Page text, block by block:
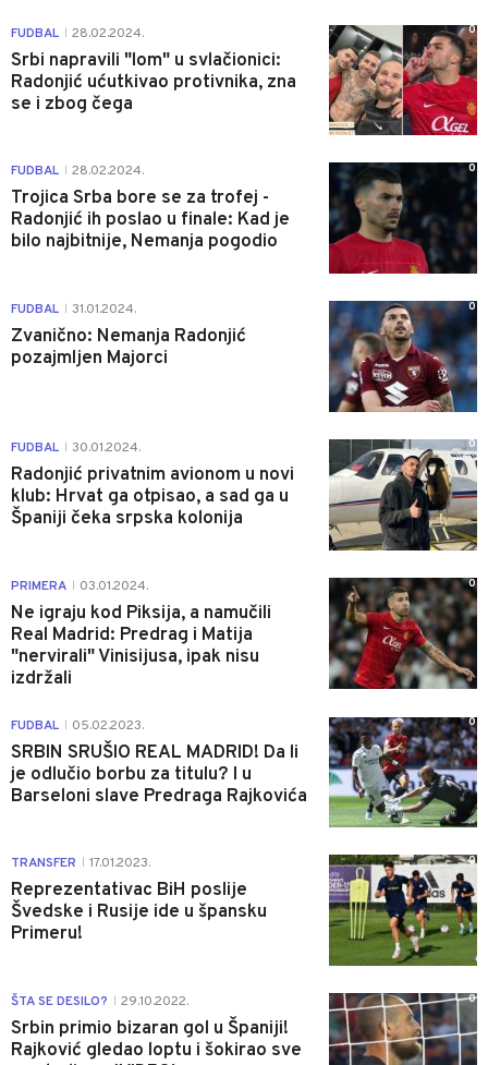
FUDBAL 28.02.2024.
Srbi napravili "lom" u svlačionici:
Radonjić ućutkivao protivnika, zna
se i zbog čega
0
FUDBAL 28.02.2024.
Trojica Srba bore se za trofej -
Radonjić ih poslao u finale: Kad je
bilo najbitnije, Nemanja pogodio
0
FUDBAL 31.01.2024.
Zvanično: Nemanja Radonjić
pozajmljen Majorci
0
FUDBAL 30.01.2024.
Radonjić privatnim avionom u novi
klub: Hrvat ga otpisao, a sad ga u
Španiji čeka srpska kolonija
0
PRIMERA 03.01.2024.
Ne igraju kod Piksija, a namučili
Real Madrid: Predrag i Matija
"nervirali" Vinisijusa, ipak nisu
izdržali
0
FUDBAL 05.02.2023.
SRBIN SRUŠIO REAL MADRID! Da li
je odlučio borbu za titulu? I u
Barseloni slave Predraga Rajkovića
0
TRANSFER 17.01.2023.
Reprezentativac BiH poslije
Švedske i Rusije ide u špansku
Primeru!
0
ŠTA SE DESILO? 29.10.2022.
Srbin primio bizaran gol u Španiji!
Rajković gledao loptu i šokirao sve
0